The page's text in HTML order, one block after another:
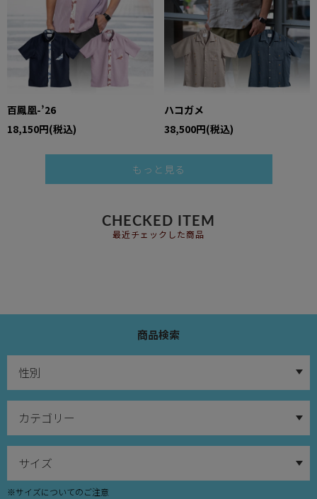
百鳳凰-’26
18,150円(税込)
ハコガメ
38,500円(税込)
もっと見る
CHECKED ITEM
最近チェックした商品
商品検索
※サイズについてのご注意